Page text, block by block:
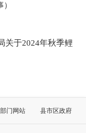
关于2024年秋季鲤
门网站 县市区政府